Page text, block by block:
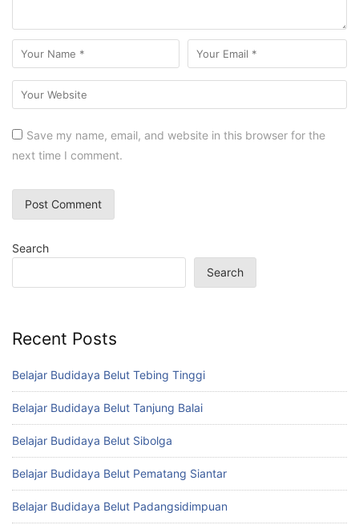
Save my name, email, and website in this browser for the
next time I comment.
Search
Search
Recent Posts
Belajar Budidaya Belut Tebing Tinggi
Belajar Budidaya Belut Tanjung Balai
Belajar Budidaya Belut Sibolga
Belajar Budidaya Belut Pematang Siantar
Belajar Budidaya Belut Padangsidimpuan